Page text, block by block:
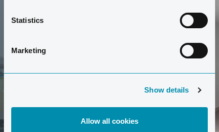
Statistics
Marketing
Show details
Allow all cookies
MACHEN SIE EINE TOUR
anschauen? Machen Sie hier eine Tour durch ein